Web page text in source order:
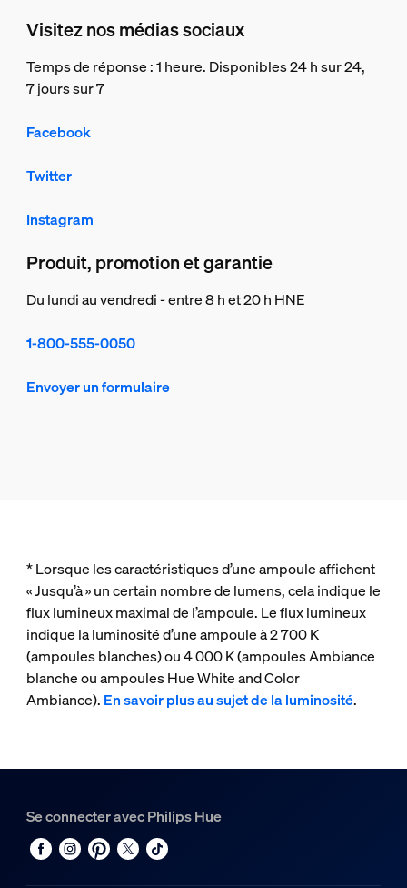
Visitez nos médias sociaux
Temps de réponse : 1 heure. Disponibles 24 h sur 24,
7 jours sur 7
Facebook
Twitter
Instagram
Produit, promotion et garantie
Du lundi au vendredi - entre 8 h et 20 h HNE
1-800-555-0050
Envoyer un formulaire
* Lorsque les caractéristiques d’une ampoule affichent
« Jusqu’à » un certain nombre de lumens, cela indique le
flux lumineux maximal de l’ampoule. Le flux lumineux
indique la luminosité d’une ampoule à 2 700 K
(ampoules blanches) ou 4 000 K (ampoules Ambiance
blanche ou ampoules Hue White and Color
Ambiance). En savoir plus au sujet de la luminosité.
Se connecter avec Philips Hue